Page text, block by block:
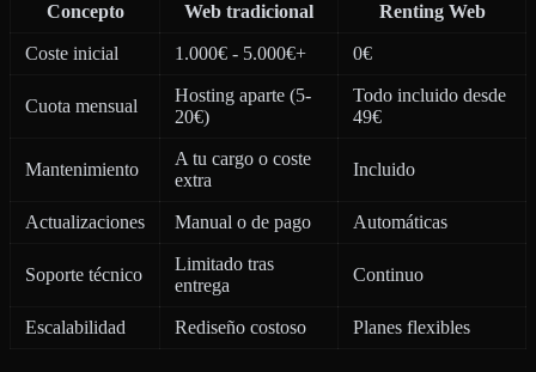
Concepto Web tradicional Renting Web
Coste inicial 1.000€ - 5.000€+ 0€
Cuota mensual
Hosting aparte (5-
20€)
Todo incluido desde
49€
Mantenimiento
A tu cargo o coste
extra
Incluido
Actualizaciones Manual o de pago Automáticas
Soporte técnico
Limitado tras
entrega
Continuo
Escalabilidad Rediseño costoso Planes flexibles